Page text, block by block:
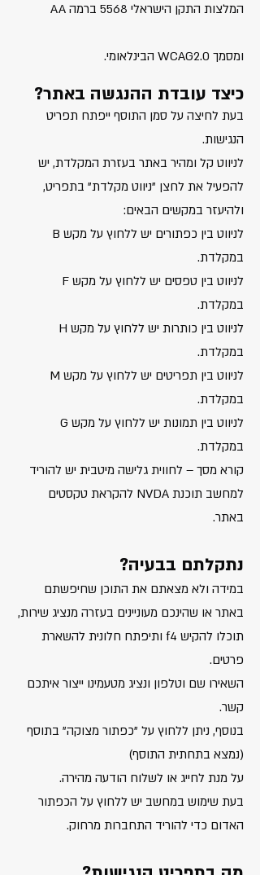
ומסמך WCAG2.0 הבינלאומי.
כיצד עובדת ההנגשה באתר?
בעת לחיצה על סמן התוסף ייפתח תפריט
הנגישות.
לניווט קל ומהיר באתר בעזרת המקלדת, יש
להפעיל את לחצן "ניווט מקלדת" בתפריט,
ולהיעזר במקשים הבאים:
לניווט בין כפתורים יש ללחוץ על מקש B
במקלדת.
לניווט בין טפסים יש ללחוץ על מקש F
במקלדת.
לניווט בין כותרות יש ללחוץ על מקש H
במקלדת.
לניווט בין תפריטים יש ללחוץ על מקש M
במקלדת.
לניווט בין תמונות יש ללחוץ על מקש G
במקלדת.
קורא מסך – לחווית גלישה מיטבית יש להוריד
למחשב תוכנת NVDA להקראת טקסטים
באתר.
נתקלתם בבעיה?
במידה ולא מצאתם את התוכן שחיפשתם
באתר או שהינכם מעוניינים בעזרה מנציג שירות,
תוכלו להקיש f4 ותיפתח חלונית להשארת
פרטים.
השאירו שם וטלפון ונציג מטעמינו ייצור איתכם
קשר.
בנוסף, ניתן ללחוץ על "כפתור מצוקה" בתוסף
(נמצא בתחתית התוסף)
על מנת לחייג או לשלוח הודעה מהירה.
בעת שימוש במחשב יש ללחוץ על הכפתור
האדום כדי להוריד התחברות מרחוק.